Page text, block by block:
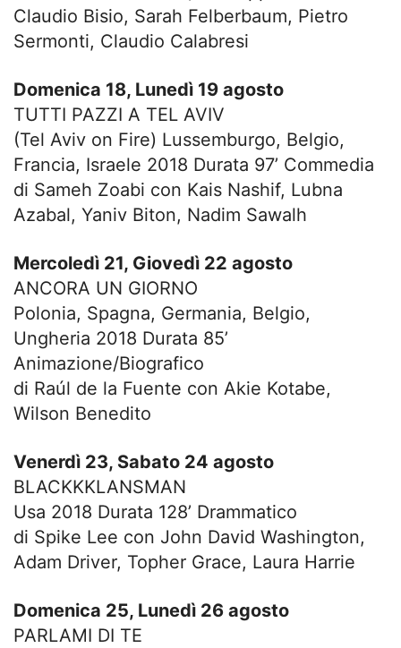
Claudio Bisio, Sarah Felberbaum, Pietro
Sermonti, Claudio Calabresi
Domenica 18, Lunedì 19 agosto
TUTTI PAZZI A TEL AVIV
(Tel Aviv on Fire) Lussemburgo, Belgio,
Francia, Israele 2018 Durata 97’ Commedia
di Sameh Zoabi con Kais Nashif, Lubna
Azabal, Yaniv Biton, Nadim Sawalh
Mercoledì 21, Giovedì 22 agosto
ANCORA UN GIORNO
Polonia, Spagna, Germania, Belgio,
Ungheria 2018 Durata 85’
Animazione/Biografico
di Raúl de la Fuente con Akie Kotabe,
Wilson Benedito
Venerdì 23, Sabato 24 agosto
BLACKKKLANSMAN
Usa 2018 Durata 128’ Drammatico
di Spike Lee con John David Washington,
Adam Driver, Topher Grace, Laura Harrie
Domenica 25, Lunedì 26 agosto
PARLAMI DI TE